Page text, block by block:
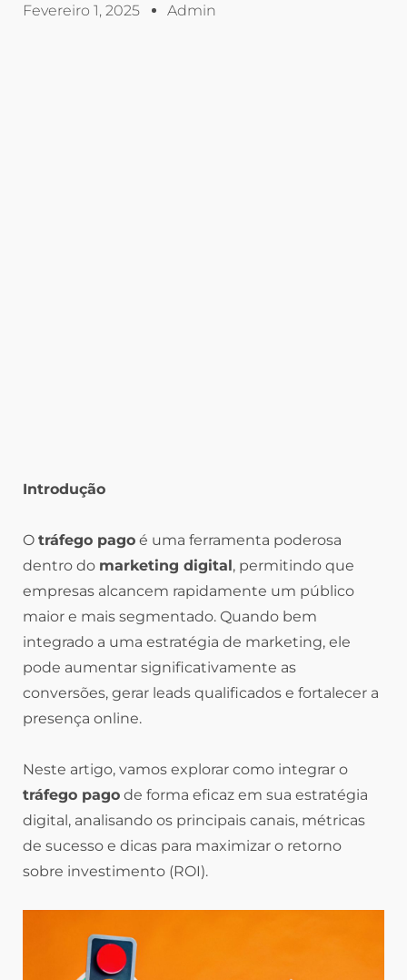
Fevereiro 1, 2025 Admin
Introdução
O tráfego pago é uma ferramenta poderosa
dentro do marketing digital, permitindo que
empresas alcancem rapidamente um público
maior e mais segmentado. Quando bem
integrado a uma estratégia de marketing, ele
pode aumentar significativamente as
conversões, gerar leads qualificados e fortalecer a
presença online.
Neste artigo, vamos explorar como integrar o
tráfego pago de forma eficaz em sua estratégia
digital, analisando os principais canais, métricas
de sucesso e dicas para maximizar o retorno
sobre investimento (ROI).